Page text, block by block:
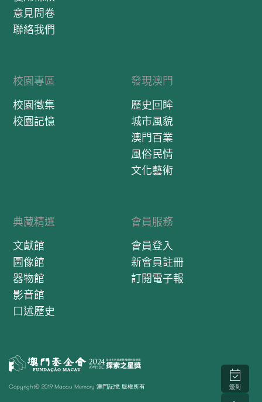
意見問卷
聯絡我們
校園專區
校園徵集
校園記憶
發現澳門
歷史回眸
城市風貌
澳門百業
風俗民情
文化藝術
典藏精選
文獻館
圖像館
器物館
影音館
口述歷史
會員服務
會員登入
新會員註冊
訂閱電子報
Copyright© 2019 Macau Memory 澳門記憶 版權所有 簽到